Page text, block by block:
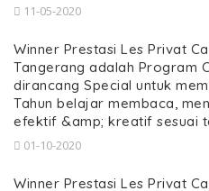
11-05-2020
Winner Prestasi Les Privat
Tangerang adalah Program
dirancang Special untuk
Tahun belajar membaca,
efektif &amp; kreatif sesuai
01-10-2020
Winner Prestasi Les Privat